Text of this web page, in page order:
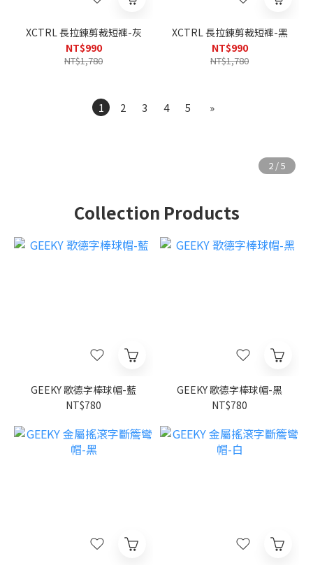
XCTRL 長拉鍊剪裁短褲-灰
NT$990
NT$1,780
XCTRL 長拉鍊剪裁短褲-黑
NT$990
NT$1,780
1 2 3 4 5 »
Collection Products
GEEKY 歌德字棒球帽-藍
NT$780
GEEKY 歌德字棒球帽-黑
NT$780